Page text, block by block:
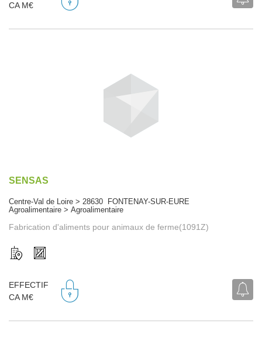
CA M€
SENSAS
Centre-Val de Loire > 28630 FONTENAY-SUR-EURE
Agroalimentaire > Agroalimentaire
Fabrication d'aliments pour animaux de ferme(1091Z)
EFFECTIF
CA M€